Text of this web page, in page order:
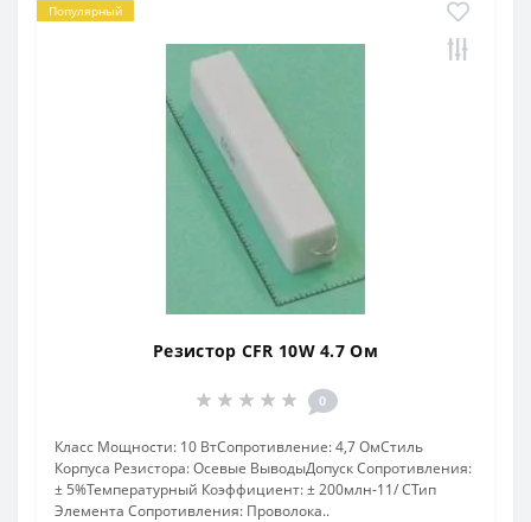
Популярный
Резистор CFR 10W 4.7 Ом
0
Класс Мощности: 10 ВтСопротивление: 4,7 ОмСтиль
Корпуса Резистора: Осевые ВыводыДопуск Сопротивления:
± 5%Температурный Коэффициент: ± 200млн-11/ CТип
Элемента Сопротивления: Проволока..